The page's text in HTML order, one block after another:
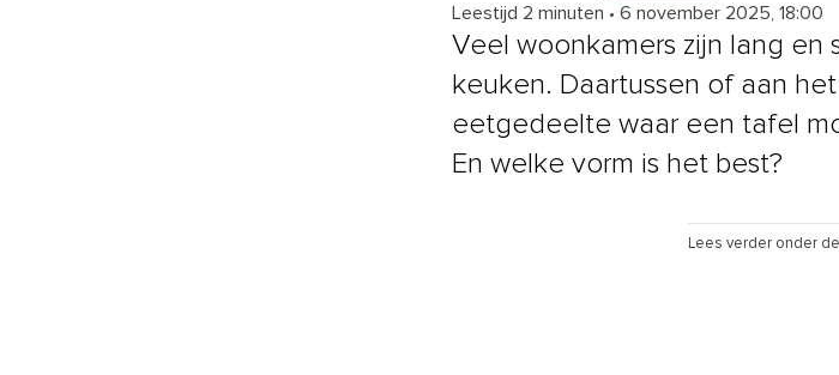
Leestijd 2 minuten • 6 november 2025, 18:00
Veel woonkamers zijn lang en
keuken. Daartussen of aan
eetgedeelte waar een tafel
En welke vorm is het best?
Lees verder onder